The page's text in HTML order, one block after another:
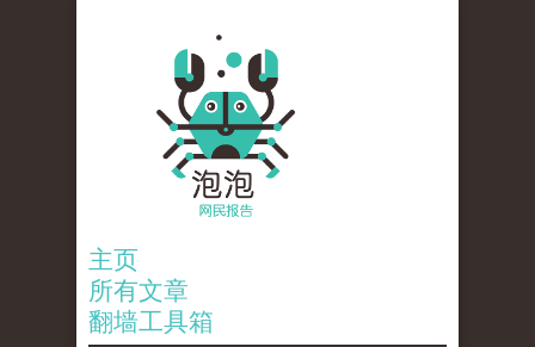
主页
所有文章
翻墙工具箱